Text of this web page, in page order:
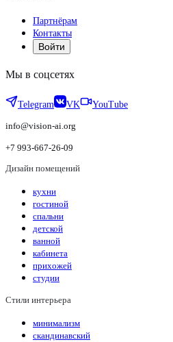
Партнёрам
Контакты
Войти
Мы в соцсетях
Telegram VK YouTube
info@vision-ai.org
+7 993-667-26-09
Дизайн помещений
кухни
гостиной
спальни
детской
ванной
кабинета
прихожей
студии
Стили интерьера
минимализм
скандинавский